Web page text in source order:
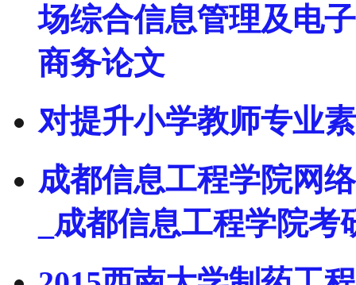
场综合信息管理及电
商务论文
对提升小学教师专业
成都信息工程学院网
_成都信息工程学院考